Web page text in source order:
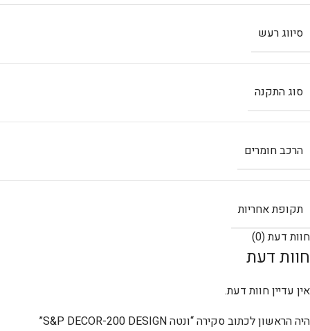
סיווג רעש
סוג התקנה
הרכב חומרים
תקופת אחריות
חוות דעת (0)
חוות דעת
אין עדיין חוות דעת.
היה הראשון לכתוב סקירה “ונטה S&P DECOR-200 DESIGN”